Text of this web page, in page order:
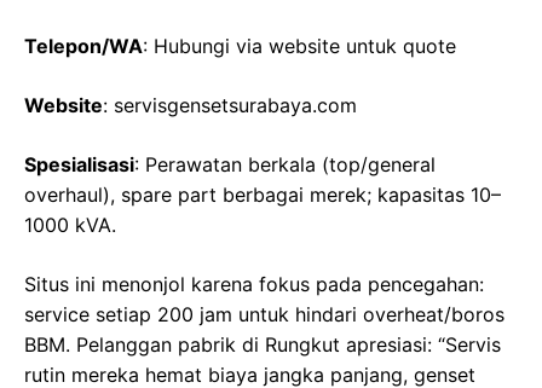
Telepon/WA: Hubungi via website untuk quote
Website: servisgensetsurabaya.com
Spesialisasi: Perawatan berkala (top/general
overhaul), spare part berbagai merek; kapasitas 10–
1000 kVA.
Situs ini menonjol karena fokus pada pencegahan:
service setiap 200 jam untuk hindari overheat/boros
BBM. Pelanggan pabrik di Rungkut apresiasi: “Servis
rutin mereka hemat biaya jangka panjang, genset